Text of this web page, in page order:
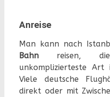
Anreise
Man kann nach
Bahnreisen, die
unkomplizierteste
Viele deutsche
direkt oder mit